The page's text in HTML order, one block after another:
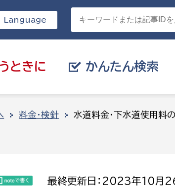
ときに かんたん検索
目的を選択
届け出や申請
課
Language
料金・検針 水道料金・下水道使用料の
最終更新日：2023年10月